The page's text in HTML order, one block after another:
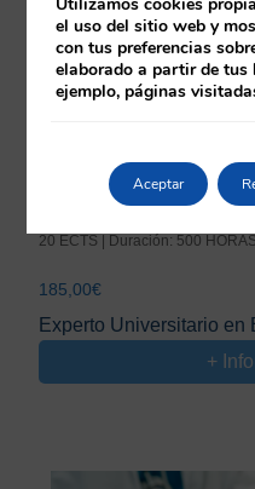
20 ECTS | Duración: 500 HORAS
185,00€
Experto Universitario en
+
el uso del sitio web y
con tus preferencias
elaborado a partir de tus
ejemplo, páginas
Aceptar